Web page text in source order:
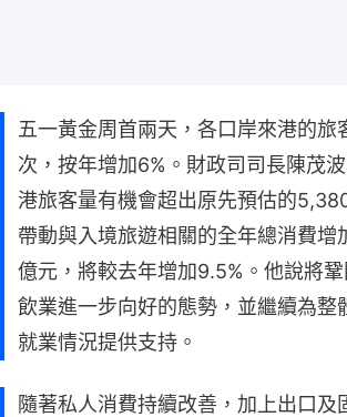
五一黃金周首兩天，各口岸來港的旅
次，按年增加6%。財政司司長陳茂
港旅客量有機會超出原先預估的
帶動與入境旅遊相關的全年總消費
億元，將較去年增加9.5%。他說將
飲業進一步向好的態勢，並繼續為整
就業情況提供支持。
隨著私人消費持續改善，加上出口及